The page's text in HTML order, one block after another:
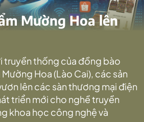
Mường Hoa lên
truyền thống của đồng bào
Hoa (Lào Cai), các sản
lên các sàn thương mại điện
triển mới cho nghề truyền
khoa học công nghệ và